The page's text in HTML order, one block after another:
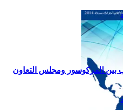
لسنة
بين المركوسور ومجلس التعاون